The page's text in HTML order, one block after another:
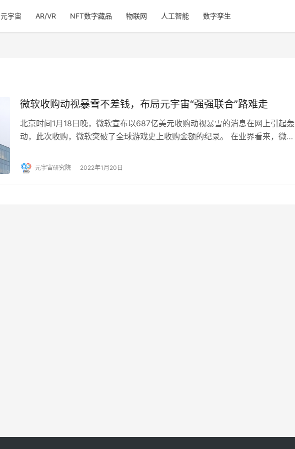
元宇宙 AR/VR NFT数字藏品 物联网 人工智能 数字孪生
微软收购动视暴雪不差钱，布局元宇宙“强强联合”路难走
北京时间1月18日晚，微软宣布以687亿美元收购动视暴雪的消息在网上引起轰
动，此次收购，微软突破了全球游戏史上收购金额的纪录。 在业界看来，微软
元宇宙研究院 2022年1月20日